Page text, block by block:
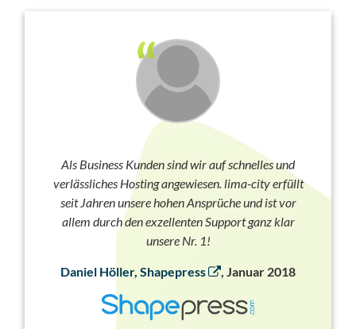
Als Business Kunden sind wir auf schnelles und
verlässliches Hosting angewiesen. lima-city erfüllt
seit Jahren unsere hohen Ansprüche und ist vor
allem durch den exzellenten Support ganz klar
unsere Nr. 1!
Daniel Höller, Shapepress , Januar 2018